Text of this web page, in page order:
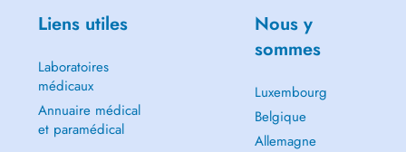
Liens utiles
Laboratoires
médicaux
Annuaire médical
et paramédical
Nous y
sommes
Luxembourg
Belgique
Allemagne